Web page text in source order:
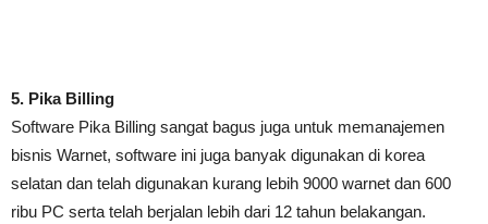
5. Pika Billing
Software Pika Billing sangat bagus juga untuk memanajemen
bisnis Warnet, software ini juga banyak digunakan di korea
selatan dan telah digunakan kurang lebih 9000 warnet dan 600
ribu PC serta telah berjalan lebih dari 12 tahun belakangan.